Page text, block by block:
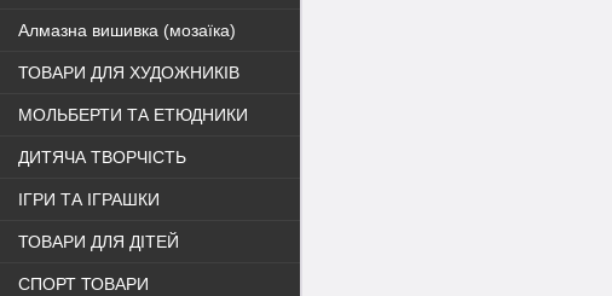
Алмазна вишивка (мозаїка)
ТОВАРИ ДЛЯ ХУДОЖНИКІВ
МОЛЬБЕРТИ ТА ЕТЮДНИКИ
ДИТЯЧА ТВОРЧІСТЬ
ІГРИ ТА ІГРАШКИ
ТОВАРИ ДЛЯ ДІТЕЙ
СПОРТ ТОВАРИ